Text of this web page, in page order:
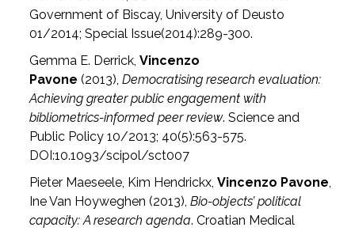
Government of Biscay, University of Deusto
01/2014; Special Issue(2014):289-300.
Gemma E. Derrick,Vincenzo
Pavone (2013),Democratising research evaluation:
Achieving greater public engagement with
bibliometrics-informed peer review. Science and
Public Policy 10/2013; 40(5):563-575.
DOI:10.1093/scipol/sct007
Pieter Maeseele, Kim Hendrickx,Vincenzo Pavone,
Ine Van Hoyweghen (2013),Bio-objects’ political
capacity: A research agenda. Croatian Medical